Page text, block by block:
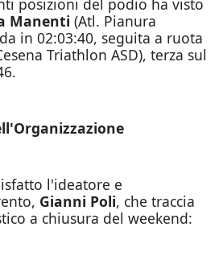
posizioni del podio ha visto
Manenti (Atl. Pianura
in 02:03:40, seguita a ruota
Triathlon ASD), terza sul
l'ideatore e
Gianni Poli, che traccia
a chiusura del weekend: